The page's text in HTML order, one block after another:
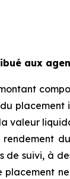
aux
valeur
de suivi, à
placement